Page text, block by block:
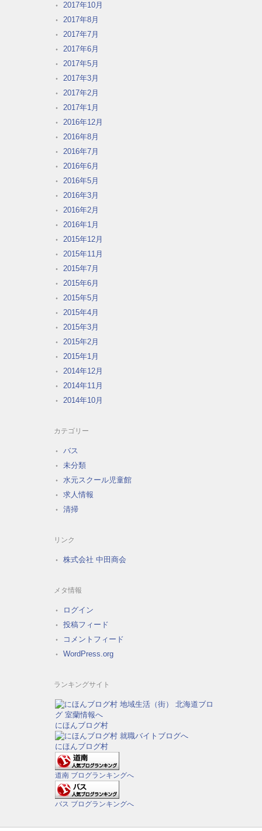
2017年10月
2017年8月
2017年7月
2017年6月
2017年5月
2017年3月
2017年2月
2017年1月
2016年12月
2016年8月
2016年7月
2016年6月
2016年5月
2016年3月
2016年2月
2016年1月
2015年12月
2015年11月
2015年7月
2015年6月
2015年5月
2015年4月
2015年3月
2015年2月
2015年1月
2014年12月
2014年11月
2014年10月
カテゴリー
バス
未分類
水元スクール児童館
求人情報
清掃
リンク
株式会社 中田商会
メタ情報
ログイン
投稿フィード
コメントフィード
WordPress.org
ランキングサイト
にほんブログ村
にほんブログ村
道南 ブログランキングへ
バス ブログランキングへ